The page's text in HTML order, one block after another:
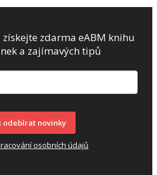
zdarma eABM knihu
a zajímavých tipů
odebírat novinky
osobních údajů